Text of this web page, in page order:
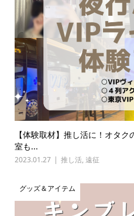
【体験取材】推し活に！オタ
室も...
2023.01.27 推し活, 遠征
グッズ＆アイテム